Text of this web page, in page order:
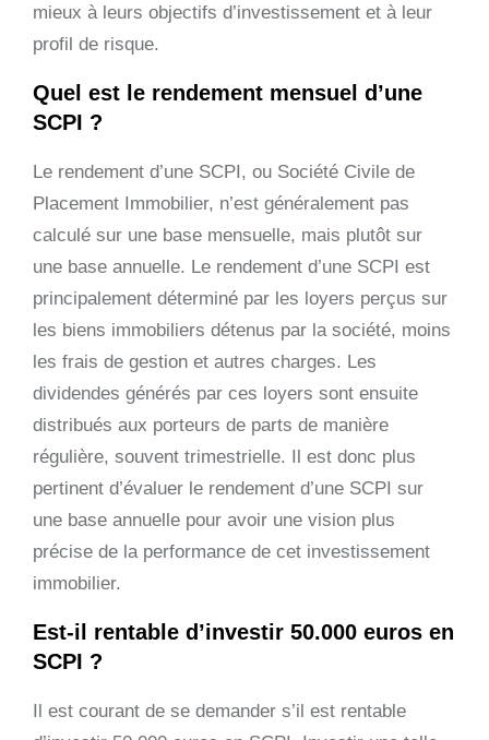
mieux à leurs objectifs d’investissement et à leur
profil de risque.
Quel est le rendement mensuel d’une
SCPI ?
Le rendement d’une SCPI, ou Société Civile de
Placement Immobilier, n’est généralement pas
calculé sur une base mensuelle, mais plutôt sur
une base annuelle. Le rendement d’une SCPI est
principalement déterminé par les loyers perçus sur
les biens immobiliers détenus par la société, moins
les frais de gestion et autres charges. Les
dividendes générés par ces loyers sont ensuite
distribués aux porteurs de parts de manière
régulière, souvent trimestrielle. Il est donc plus
pertinent d’évaluer le rendement d’une SCPI sur
une base annuelle pour avoir une vision plus
précise de la performance de cet investissement
immobilier.
Est-il rentable d’investir 50.000 euros en
SCPI ?
Il est courant de se demander s’il est rentable